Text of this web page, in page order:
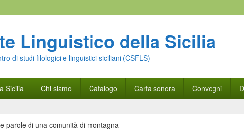
Linguistico della Sicilia
di studi filologici e linguistici siciliani (CSFLS)
Sicilia Chi siamo Catalogo Carta sonora Convegni
parole di una comunità di montagna